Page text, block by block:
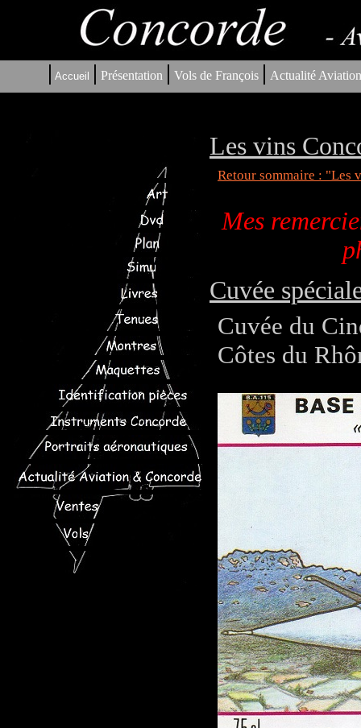
| Accueil | Présentation | Vols de François | Actualité
Les vins
Retour sommaire : "Les
Mes
Cuvée
Cuvée du
Côtes du